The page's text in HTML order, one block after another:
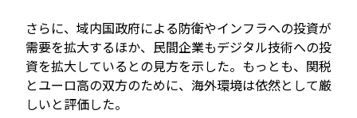
さらに、域内国政府による防衛やインフラへの投資が
需要を拡大するほか、民間企業もデジタル技術への投
資を拡大しているとの見方を示した。もっとも、関税
とユーロ高の双方のために、海外環境は依然として厳
しいと評価した。